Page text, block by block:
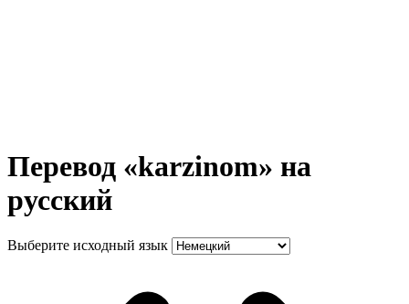
Перевод «karzinom» на
русский
Выберите исходный язык